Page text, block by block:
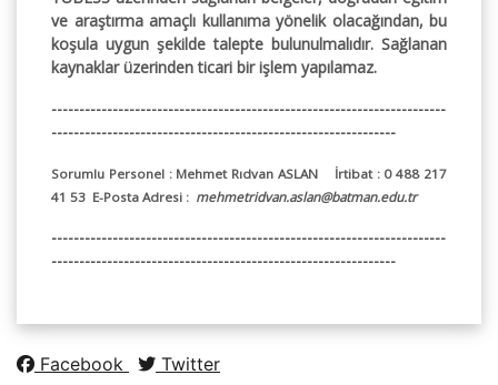
ve araştırma amaçlı kullanıma yönelik olacağından, bu
koşula uygun şekilde talepte bulunulmalıdır. Sağlanan
kaynaklar üzerinden ticari bir işlem yapılamaz.
-----------------------------------------------------------------------
--------------------------------------------------------------
Sorumlu Personel : Mehmet Rıdvan ASLAN İrtibat : 0 488 217
41 53 E-Posta Adresi : mehmetridvan.aslan@batman.edu.tr
-----------------------------------------------------------------------
--------------------------------------------------------------
Facebook Twitter